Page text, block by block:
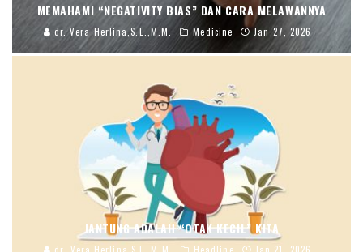
MEMAHAMI “NEGATIVITY BIAS” DAN CARA MELAWANNYA
dr. Vera Herlina,S.E.,M.M. Medicine Jan 27, 2026
JANTUNG ADALAH “OTAK KECIL” KITA
dr. Vera Herlina,S.E.,M.M. Headline Jan 21, 2026